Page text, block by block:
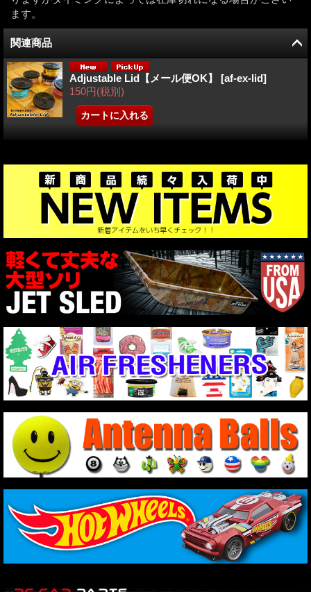
ます。
関連商品
Adjustable Lid【メール便OK】 [af-ex-lid]
150円(税別)